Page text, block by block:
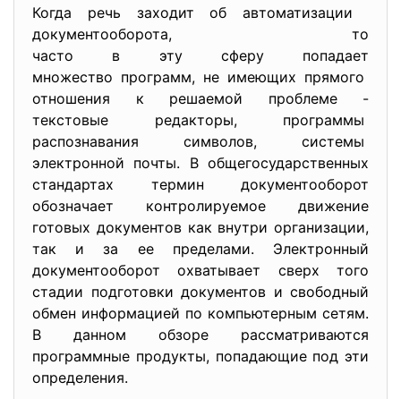
Когда речь заходит об автоматизации
документооборота, то
часто в эту сферу попадает
множество программ, не имеющих прямого
отношения к решаемой проблеме -
текстовые редакторы, программы
распознавания символов, системы
электронной почты. В общегосударственных
стандартах термин документооборот
обозначает контролируемое движение
готовых документов как внутри организации,
так и за ее пределами. Электронный
документооборот охватывает сверх того
стадии подготовки документов и свободный
обмен информацией по компьютерным сетям.
В данном обзоре рассматриваются
программные продукты, попадающие под эти
определения.